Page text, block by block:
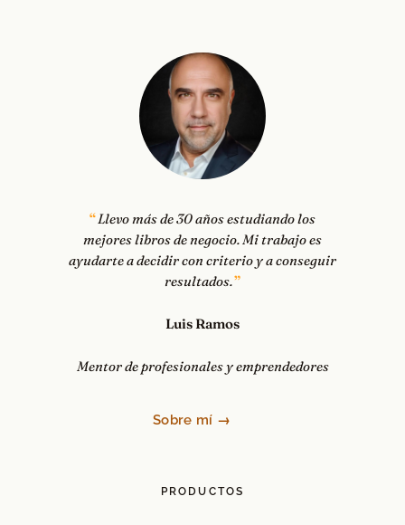
Llevo más de 30 años estudiando los
mejores libros de negocio. Mi trabajo es
ayudarte a decidir con criterio y a conseguir
resultados.
Luis Ramos
Mentor de profesionales y emprendedores
Sobre mí →
PRODUCTOS